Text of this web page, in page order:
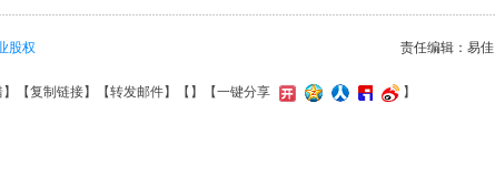
责任编辑：易佳
股权
】【复制链接】【转发邮件】【 】 【一键分享 】